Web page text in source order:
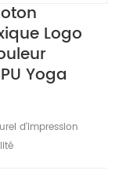
Logo
Yoga
d'impression